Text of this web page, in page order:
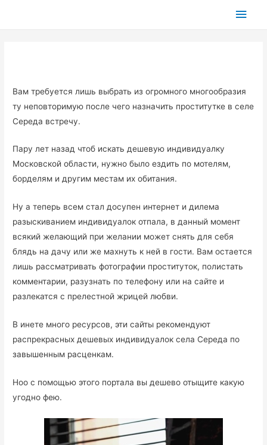
Вам требуется лишь выбрать из огромного многообразия
ту неповторимую после чего назначить проститутке в селе
Середа встречу.
Пару лет назад чтоб искать дешевую индивидуалку
Московской области, нужно было ездить по мотелям,
борделям и другим местам их обитания.
Ну а теперь всем стал досупен интернет и дилема
разыскиванием индивидуалок отпала, в данный момент
всякий желающий при желании может снять для себя
блядь на дачу или же махнуть к ней в гости. Вам остается
лишь рассматривать фотографии проституток, полистать
комментарии, разузнать по телефону или на сайте и
разлекатся с прелестной жрицей любви.
В инете много ресурсов, эти сайты рекомендуют
распрекрасных дешевых индивидуалок села Середа по
завышенным расценкам.
Ноо с помощью этого портала вы дешево отыщите какую
угодно фею.